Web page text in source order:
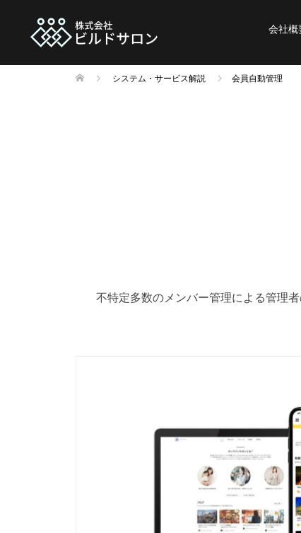
会社概
システム・サービス解説 会員自動管理
不特定多数のメンバー管理による管理